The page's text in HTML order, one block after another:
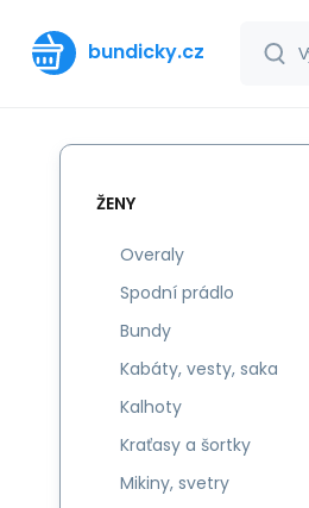
bundicky.cz
ŽENY
Overaly
Spodní prádlo
Bundy
Kabáty, vesty, saka
Kalhoty
Kraťasy a šortky
Mikiny, svetry